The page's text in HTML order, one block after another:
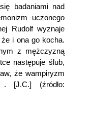
badaniami nad
uczonego
Rudolf wyznaje
i ona go kocha.
z mężczyzną
następuje ślub,
że wampiryzm
[J.C.] (źródło: